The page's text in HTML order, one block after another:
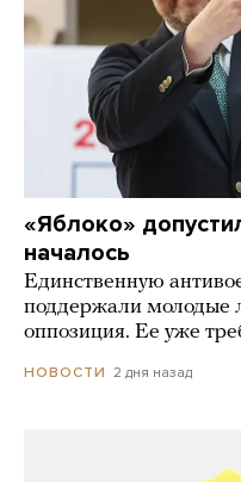
«Яблоко»
началось
Единственную
поддержали молодые
оппозиция. Ее уже
НОВОСТИ 2 дня назад